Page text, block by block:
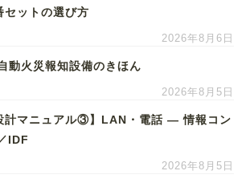
セットの選び方
2026年8月6日
動火災報知設備のきほん
2026年8月5日
計マニュアル③】LAN・電話 ― 情報コン
IDF
2026年8月5日